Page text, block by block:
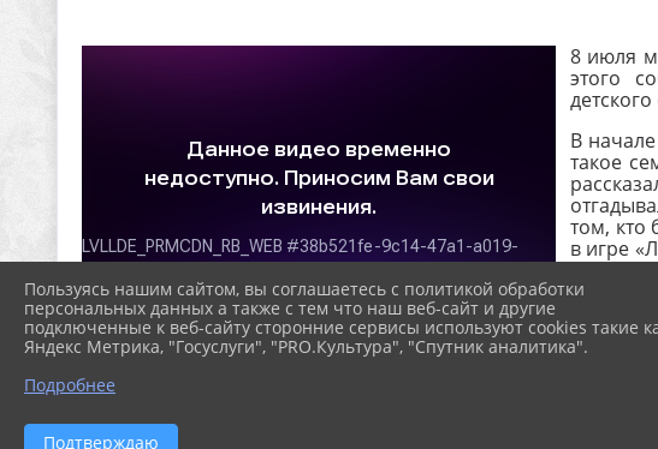
8 июля
этого
В
такое
том, кто
в игре
которые
Дети
Также
В
кота».
Пользуясь нашим сайтом, вы соглашаетесь с политикой обработки
персональных данных а также с тем что наш веб-сайт и другие
подключенные к веб-сайту сторонние сервисы используют cookies такие
Яндекс Метрика, "Госуслуги", "PRO.Культура", "Спутник аналитика".
Подробнее
Подтверждаю